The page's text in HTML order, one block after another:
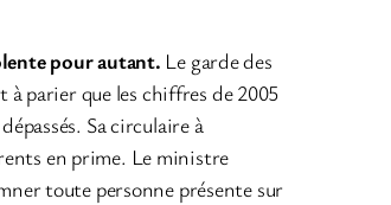
pour autant. Le garde des
parier que les chiffres de 2005
Sa circulaire à
en prime. Le ministre
toute personne présente sur